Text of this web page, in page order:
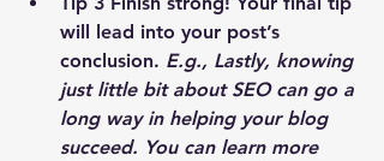
will lead into your post’s
conclusion. E.g., Lastly, knowing
just little bit about SEO can go a
long way in helping your blog
succeed. You can learn more